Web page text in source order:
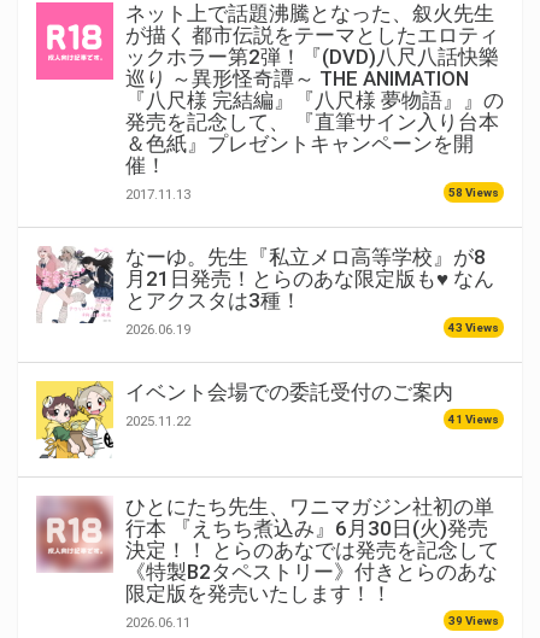
ネット上で話題沸騰となった、叙火先生
が描く 都市伝説をテーマとしたエロティ
ックホラー第2弾！『(DVD)八尺八話快樂
巡り ～異形怪奇譚～ THE ANIMATION
『八尺様 完結編』『八尺様 夢物語』』の
発売を記念して、 『直筆サイン入り台本
＆色紙』プレゼントキャンペーンを開
催！
2017.11.13 58 Views
なーゆ。先生『私立メロ高等学校』が8
月21日発売！とらのあな限定版も♥ なん
とアクスタは3種！
2026.06.19 43 Views
イベント会場での委託受付のご案内
2025.11.22 41 Views
ひとにたち先生、ワニマガジン社初の単
行本 『えちち煮込み』6月30日(火)発売
決定！！ とらのあなでは発売を記念して
《特製B2タペストリー》付きとらのあな
限定版を発売いたします！！
2026.06.11 39 Views